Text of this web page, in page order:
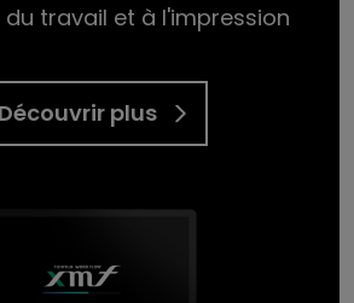
travail et à l'impression
Découvrir plus